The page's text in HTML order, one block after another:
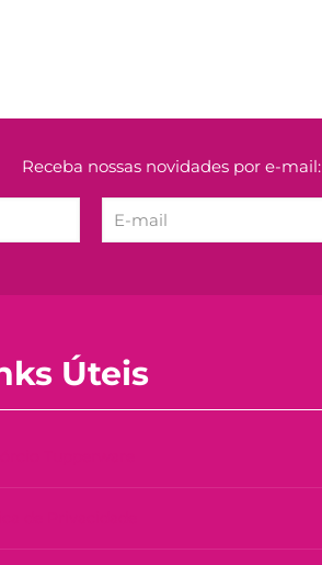
Receba nossas novidades por e-mail:
Úteis